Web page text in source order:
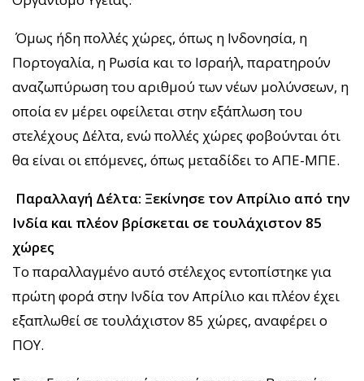
Όμως ήδη πολλές χώρες, όπως η Ινδονησία, η
Πορτογαλία, η Ρωσία και το Ισραήλ, παρατηρούν
αναζωπύρωση του αριθμού των νέων μολύνσεων, η
οποία εν μέρει οφείλεται στην εξάπλωση του
στελέχους Δέλτα, ενώ πολλές χώρες φοβούνται ότι
θα είναι οι επόμενες, όπως μεταδίδει το ΑΠΕ-ΜΠΕ.
Παραλλαγή Δέλτα: Ξεκίνησε τον Απρίλιο από την
Ινδία και πλέον βρίσκεται σε τουλάχιστον 85
χώρες
Το παραλλαγμένο αυτό στέλεχος εντοπίστηκε για
πρώτη φορά στην Ινδία τον Απρίλιο και πλέον έχει
εξαπλωθεί σε τουλάχιστον 85 χώρες, αναφέρει ο
ΠΟΥ.